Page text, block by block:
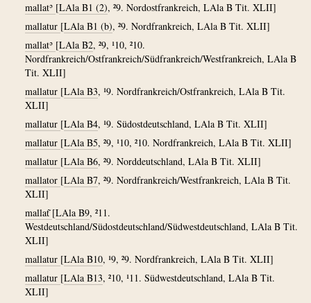
mallatʾ [LAla B1 (2), ²9. Nordostfrankreich, LAla B Tit. XLII]
mallatur [LAla B1 (b), ²9. Nordfrankreich, LAla B Tit. XLII]
mallatʾ [LAla B2, ²9, ¹10, ²10.
Nordfrankreich/Ostfrankreich/Südfrankreich/Westfrankreich, LAla B
Tit. XLII]
mallatur [LAla B3, ¹9. Nordfrankreich/Ostfrankreich, LAla B Tit.
XLII]
mallatur [LAla B4, ¹9. Südostdeutschland, LAla B Tit. XLII]
mallatur [LAla B5, ²9, ¹10, ²10. Nordfrankreich, LAla B Tit. XLII]
mallatur [LAla B6, ²9. Norddeutschland, LAla B Tit. XLII]
mallator [LAla B7, ²9. Nordfrankreich/Westfrankreich, LAla B Tit.
XLII]
mallat͂[LAla B9, ²11.
Westdeutschland/Südostdeutschland/Südwestdeutschland, LAla B Tit.
XLII]
mallatur [LAla B10, ¹9, ²9. Nordfrankreich, LAla B Tit. XLII]
mallatur [LAla B13, ²10, ¹11. Südwestdeutschland, LAla B Tit.
XLII]